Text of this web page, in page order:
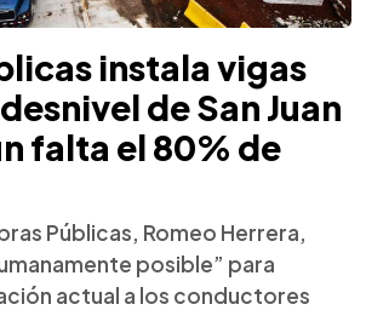
instala vigas
de San Juan
falta el 80% de
Públicas, Romeo Herrera,
posible” para
actual a los conductores